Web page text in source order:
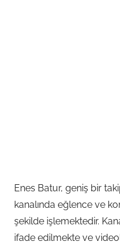
Enes Batur, geniş bir
kanalında eğlence ve
şekilde işlemektedir.
ifade edilmekte ve